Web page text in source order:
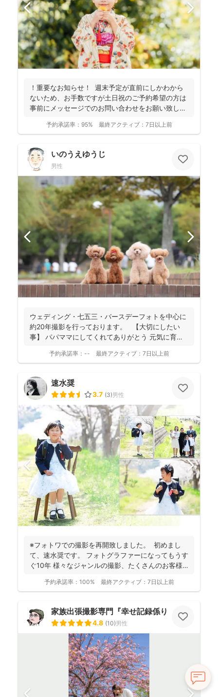
！重要なお知らせ！ 週末予定が直前にしかわから
ないため、お手数ですが土日祝のご予約希望の方は
事前にメッセージでのお問い合わせをお願い致しま
予約承諾率： 95% 最終アクティブ： 7日以上前
いのうえゆうじ
男性
ウェディング・七五三・バースデーフォトを中心に
約20年撮影を行っております。 【大切にしたい
事】 パパママにしてくれてありがとう 元気に育
予約承諾率： -- 最終アクティブ： 7日以上前
速水奨
3.7 (3)男性
※フォトワでの撮影を再開致しました。 初めまし
て、速水奨です。 フォトグラファーになってもうす
ぐ10年 様々なジャンルの撮影、たくさんのお客様
予約承諾率： 100% 最終アクティブ： 7日以上前
家族出張撮影専門『幸せ記録係り』 HIKO
4.8 (10)男性